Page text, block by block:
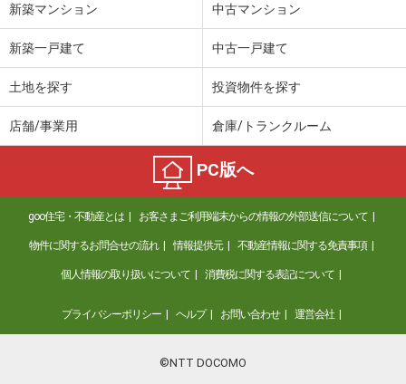
新築マンション 中古マンション
新築一戸建て 中古一戸建て
土地を探す 投資物件を探す
店舗/事業用 倉庫/トランクルーム
PC版へ
goo住宅・不動産とは お客さまご利用端末からの情報の外部送信について
物件に関するお問合せの流れ 情報提供元 不動産情報に関する免責事項
個人情報の取り扱いについて 消費税に関する表記について
プライバシーポリシー ヘルプ お問い合わせ 運営会社
©NTT DOCOMO